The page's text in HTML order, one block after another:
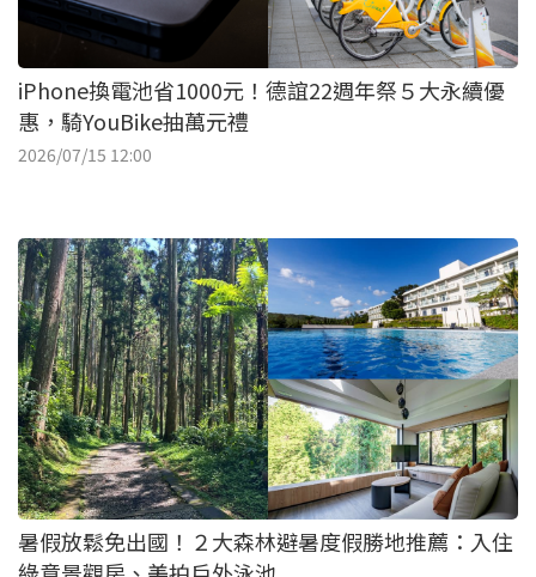
iPhone換電池省1000元！德誼22週年祭５大永續優
惠，騎YouBike抽萬元禮
2026/07/15 12:00
暑假放鬆免出國！２大森林避暑度假勝地推薦：入住